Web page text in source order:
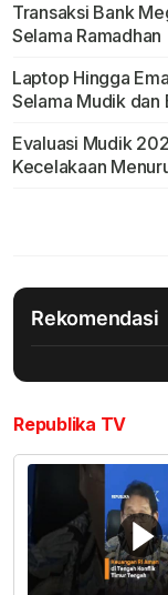
Transaksi Bank
Selama Ramadhan
Laptop Hingga
Selama Mudik dan
Evaluasi Mudik
Kecelakaan
Rekomendasi
Republika TV